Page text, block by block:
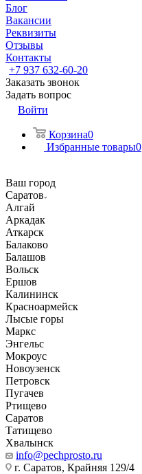
Блог
Вакансии
Реквизиты
Отзывы
Контакты
+7 937 632-60-20
Заказать звонок
Задать вопрос
Войти
Корзина0
Избранные товары0
Ваш город
Саратов
Алгай
Аркадак
Аткарск
Балаково
Балашов
Вольск
Ершов
Калининск
Красноармейск
Лысые горы
Маркс
Энгельс
Мокроус
Новоузенск
Петровск
Пугачев
Ртищево
Саратов
Татищево
Хвалынск
info@pechprosto.ru
г. Саратов, Крайняя 129/4